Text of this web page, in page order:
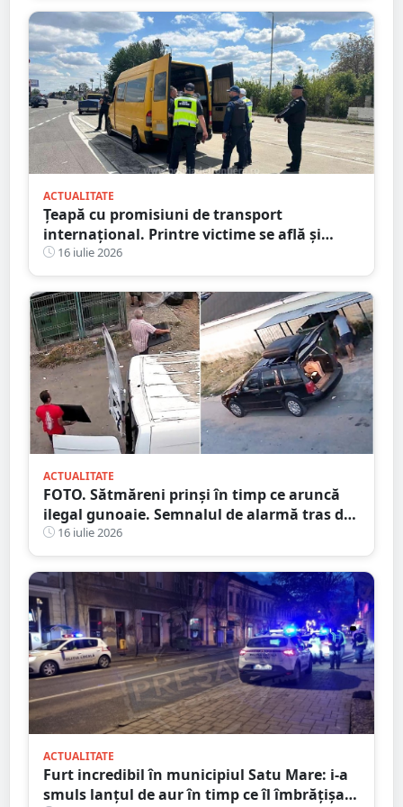
ACTUALITATE
Țeapă cu promisiuni de transport
internațional. Printre victime se află și
persoane din județul Satu Mare
16 iulie 2026
ACTUALITATE
FOTO. Sătmăreni prinși în timp ce aruncă
ilegal gunoaie. Semnalul de alarmă tras de
Primărie
16 iulie 2026
ACTUALITATE
Furt incredibil în municipiul Satu Mare: i-a
smuls lanțul de aur în timp ce îl îmbrățișa și